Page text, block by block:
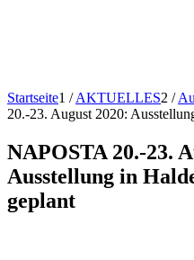
Startseite1 / AKTUELLES2 /
20.-23. August 2020:
NAPOSTA 20.-23.
Ausstellung in
geplant